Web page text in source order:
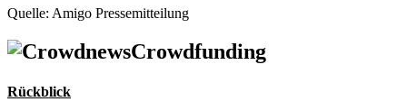
Quelle: Amigo Pressemitteilung
Crowdfunding
Rückblick